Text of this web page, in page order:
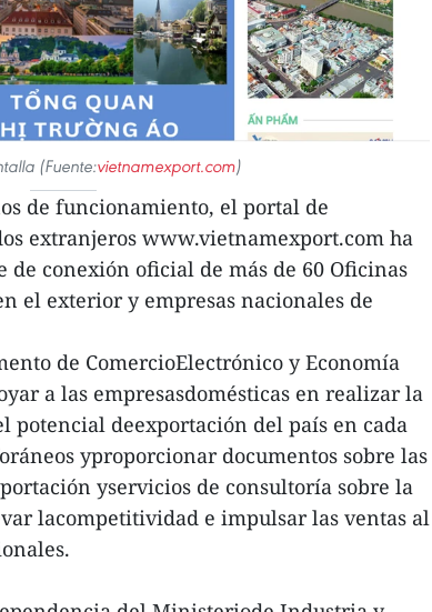
(Fuente:vietnamexport.com)
de funcionamiento, el portal de
extranjeros www.vietnamexport.com ha
de conexión oficial de más de 60 Oficinas
el exterior y empresas nacionales de
de ComercioElectrónico y Economía
a las empresasdomésticas en realizar la
potencial deexportación del país en cada
yproporcionar documentos sobre las
yservicios de consultoría sobre la
lacompetitividad e impulsar las ventas al